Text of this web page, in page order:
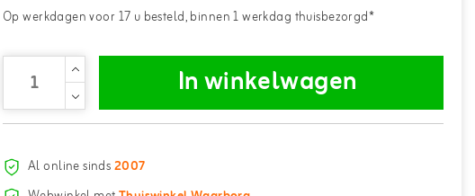
Op werkdagen voor 17 u besteld, binnen 1 werkdag thuisbezorgd*
In winkelwagen
Al online sinds2007